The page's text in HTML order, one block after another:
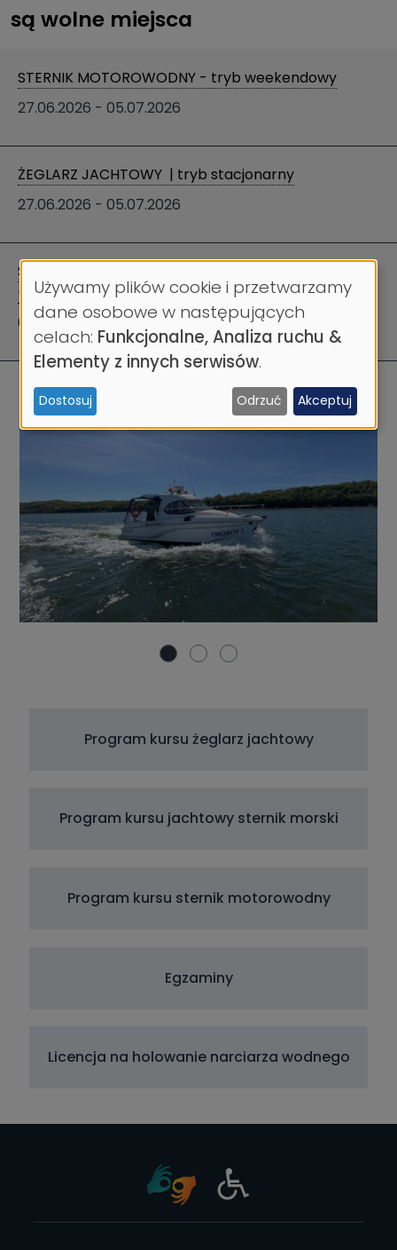
są wolne miejsca
STERNIK MOTOROWODNY - tryb weekendowy
27.06.2026 - 05.07.2026
ŻEGLARZ JACHTOWY | tryb stacjonarny
27.06.2026 - 05.07.2026
STERNIK MOTOROWODNY - grupy zorganizowane
(4 osoby)
01.04.2026-31.12.2026
Program kursu żeglarz jachtowy
Program kursu jachtowy sternik morski
Program kursu sternik motorowodny
Egzaminy
Licencja na holowanie narciarza wodnego
Wykorzystanie
danych
osobowych
i
ciasteczek
Używamy plików cookie i przetwarzamy
dane osobowe w następujących
celach: Funkcjonalne, Analiza ruchu &
Elementy z innych serwisów.
Dostosuj Odrzuć Akceptuj